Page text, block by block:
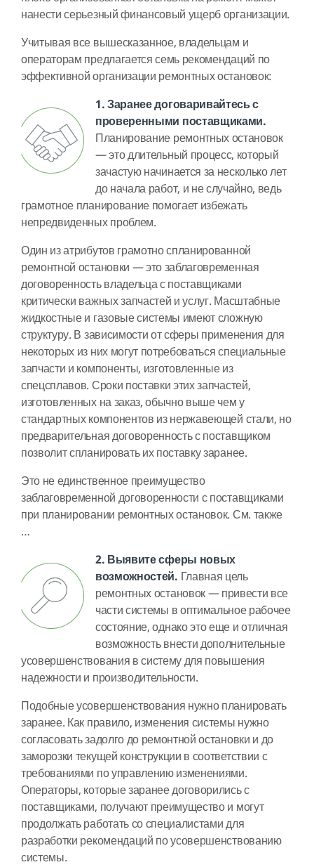
нанести серьезный финансовый ущерб организации.
Учитывая все вышесказанное, владельцам и
операторам предлагается семь рекомендаций по
эффективной организации ремонтных остановок:
1. Заранее договаривайтесь с
проверенными поставщиками.
Планирование ремонтных остановок
— это длительный процесс, который
зачастую начинается за несколько лет
до начала работ, и не случайно, ведь
грамотное планирование помогает избежать
непредвиденных проблем.
Один из атрибутов грамотно спланированной
ремонтной остановки — это заблаговременная
договоренность владельца с поставщиками
критически важных запчастей и услуг. Масштабные
жидкостные и газовые системы имеют сложную
структуру. В зависимости от сферы применения для
некоторых из них могут потребоваться специальные
запчасти и компоненты, изготовленные из
спецсплавов. Сроки поставки этих запчастей,
изготовленных на заказ, обычно выше чем у
стандартных компонентов из нержавеющей стали, но
предварительная договоренность с поставщиком
позволит спланировать их поставку заранее.
Это не единственное преимущество
заблаговременной договоренности с поставщиками
при планировании ремонтных остановок. См. также
…
2. Выявите сферы новых
возможностей. Главная цель
ремонтных остановок — привести все
части системы в оптимальное рабочее
состояние, однако это еще и отличная
возможность внести дополнительные
усовершенствования в систему для повышения
надежности и производительности.
Подобные усовершенствования нужно планировать
заранее. Как правило, изменения системы нужно
согласовать задолго до ремонтной остановки и до
заморозки текущей конструкции в соответствии с
требованиями по управлению изменениями.
Операторы, которые заранее договорились с
поставщиками, получают преимущество и могут
продолжать работать со специалистами для
разработки рекомендаций по усовершенствованию
системы.